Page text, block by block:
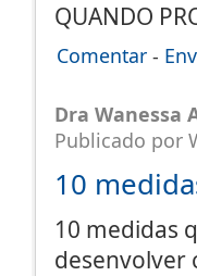
QUANDO
Comentar -
Dra Wanessa
Publicado por
10
10 medidas
desenvolver